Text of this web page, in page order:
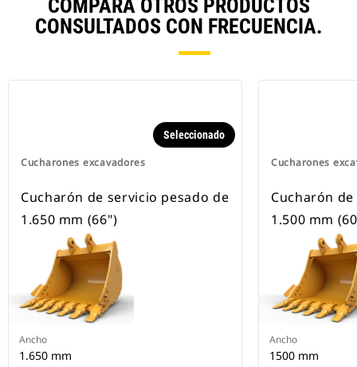
COMPARA OTROS PRODUCTOS
CONSULTADOS CON FRECUENCIA.
Cucharones excavadores
Seleccionado
Cucharón de servicio pesado de
1.650 mm (66")
Ancho
1.650 mm
Cucharones
Cucharón
1.500 mm
Ancho
1500 mm